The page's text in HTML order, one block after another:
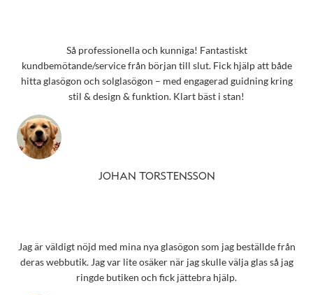
Så professionella och kunniga! Fantastiskt
kundbemötande/service från början till slut. Fick hjälp att både
hitta glasögon och solglasögon – med engagerad guidning kring
stil & design & funktion. Klart bäst i stan!
JOHAN TORSTENSSON
Jag är väldigt nöjd med mina nya glasögon som jag beställde från
deras webbutik. Jag var lite osäker när jag skulle välja glas så jag
ringde butiken och fick jättebra hjälp.